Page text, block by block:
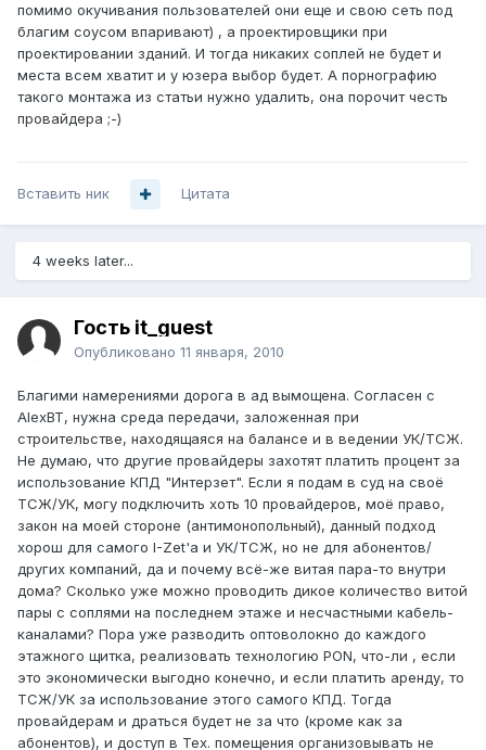
помимо окучивания пользователей они еще и свою сеть под
благим соусом впаривают) , а проектировщики при
проектировании зданий. И тогда никаких соплей не будет и
места всем хватит и у юзера выбор будет. А порнографию
такого монтажа из статьи нужно удалить, она порочит честь
провайдера ;-)
Вставить ник Цитата
4 weeks later...
Гость it_guest
Опубликовано 11 января, 2010
Благими намерениями дорога в ад вымощена. Согласен с
AlexBT, нужна среда передачи, заложенная при
строительстве, находящаяся на балансе и в ведении УК/ТСЖ.
Не думаю, что другие провайдеры захотят платить процент за
использование КПД "Интерзет". Если я подам в суд на своё
ТСЖ/УК, могу подключить хоть 10 провайдеров, моё право,
закон на моей стороне (антимонопольный), данный подход
хорош для самого I-Zet'a и УК/ТСЖ, но не для абонентов/
других компаний, да и почему всё-же витая пара-то внутри
дома? Сколько уже можно проводить дикое количество витой
пары с соплями на последнем этаже и несчастными кабель-
каналами? Пора уже разводить оптоволокно до каждого
этажного щитка, реализовать технологию PON, что-ли , если
это экономически выгодно конечно, и если платить аренду, то
ТСЖ/УК за использование этого самого КПД. Тогда
провайдерам и драться будет не за что (кроме как за
абонентов), и доступ в Тех. помещения организовывать не